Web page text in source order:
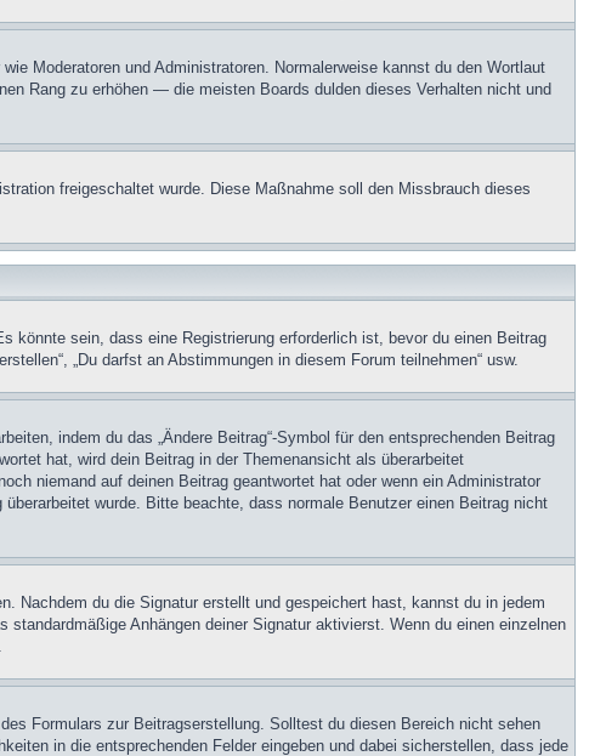
Moderatoren und Administratoren. Normalerweise kannst du den Wortlaut
Rang zu erhöhen — die meisten Boards dulden dieses Verhalten nicht und
freigeschaltet wurde. Diese Maßnahme soll den Missbrauch dieses
könnte sein, dass eine Registrierung erforderlich ist, bevor du einen Beitrag
„Du darfst an Abstimmungen in diesem Forum teilnehmen“ usw.
indem du das „Ändere Beitrag“-Symbol für den entsprechenden Beitrag
hat, wird dein Beitrag in der Themenansicht als überarbeitet
niemand auf deinen Beitrag geantwortet hat oder wenn ein Administrator
wurde. Bitte beachte, dass normale Benutzer einen Beitrag nicht
Nachdem du die Signatur erstellt und gespeichert hast, kannst du in jedem
Anhängen deiner Signatur aktivierst. Wenn du einen einzelnen
Formulars zur Beitragserstellung. Solltest du diesen Bereich nicht sehen
in die entsprechenden Felder eingeben und dabei sicherstellen, dass jede